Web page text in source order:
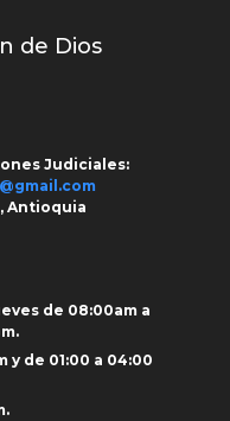
de Dios
Judiciales:
Antioquia
de 08:00am a
y de 01:00 a 04:00